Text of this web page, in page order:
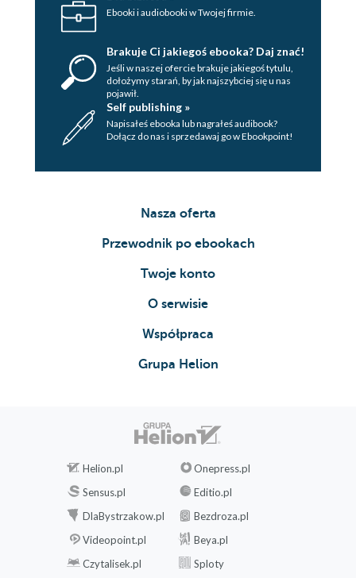
Ostatni motylek
Ułudy komunikacji
Przygniatający kierunek
Kontemplacja XVI
Atrium Kuby
Mówili o nich
Heheszkowa ciekawość
Heheszkowe postanowienia
Rozmowy z Panem
Piąta nad ranem
Liście nadziei
Tup tup tup
Po prostu była
Wessany przez codzienność
Ebooki i audiobooki w Twojej firmie.
Brakuje Ci jakiegoś ebooka? Daj znać!
Jeśli w naszej ofercie brakuje jakiegoś tytulu,
dołożymy starań, by jak najszybciej się u nas
pojawił.
Self publishing »
Napisałeś ebooka lub nagrałeś audibook?
Dołącz do nas i sprzedawaj go w Ebookpoint!
Nasza oferta
Przewodnik po ebookach
Twoje konto
O serwisie
Współpraca
Grupa Helion
Helion.pl
Onepress.pl
Sensus.pl
Editio.pl
DlaBystrzakow.pl
Bezdroza.pl
Videopoint.pl
Beya.pl
Czytalisek.pl
Sploty